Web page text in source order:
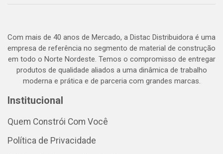
Com mais de 40 anos de Mercado, a Distac Distribuidora é uma
empresa de referência no segmento de material de construção
em todo o Norte Nordeste. Temos o compromisso de entregar
produtos de qualidade aliados a uma dinâmica de trabalho
moderna e prática e de parceria com grandes marcas.
Institucional
Quem Constrói Com Você
Política de Privacidade